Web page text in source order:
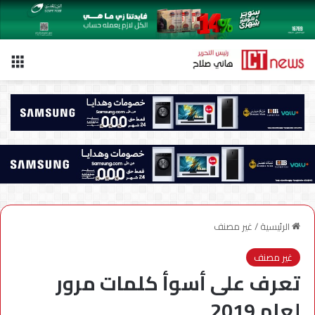
الرئيسية/غير مصنف
غير مصنف
تعرف على أسوأ كلمات مرور